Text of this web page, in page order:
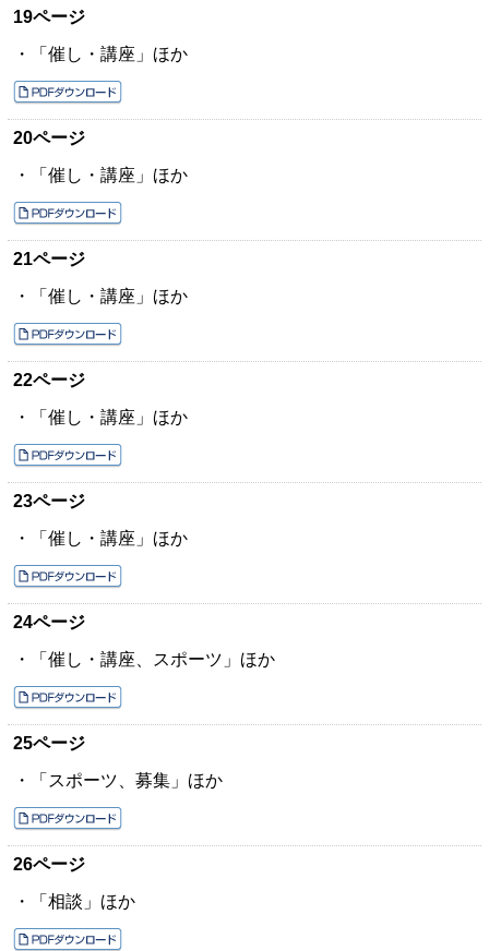
19ページ
・「催し・講座」ほか
20ページ
・「催し・講座」ほか
21ページ
・「催し・講座」ほか
22ページ
・「催し・講座」ほか
23ページ
・「催し・講座」ほか
24ページ
・「催し・講座、スポーツ」ほか
25ページ
・「スポーツ、募集」ほか
26ページ
・「相談」ほか